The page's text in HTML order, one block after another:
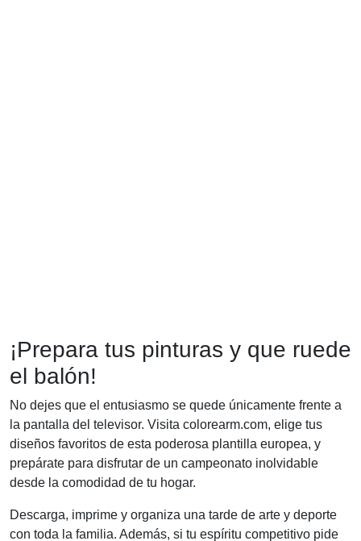
¡Prepara tus pinturas y que ruede
el balón!
No dejes que el entusiasmo se quede únicamente frente a
la pantalla del televisor. Visita colorearm.com, elige tus
diseños favoritos de esta poderosa plantilla europea, y
prepárate para disfrutar de un campeonato inolvidable
desde la comodidad de tu hogar.
Descarga, imprime y organiza una tarde de arte y deporte
con toda la familia. Además, si tu espíritu competitivo pide